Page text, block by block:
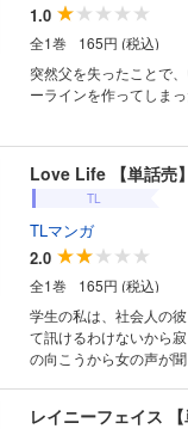
1.0
全1巻
165円 (税込)
突然父を失ったことで
ーラインを作ってしま
Love Life 【単話売】
TL
TLマンガ
2.0
全1巻
165円 (税込)
学生の私は、社会人の
て訊けるわけないから
の向こうから女の声が
レイニーフェイス 【